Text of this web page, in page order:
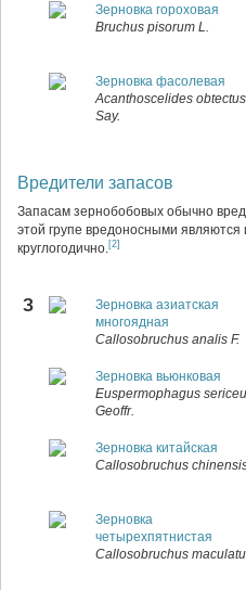
Зерновка гороховая
Bruchus pisorum L.
Зерновка фасолевая
Acanthoscelides obtectus
Say.
Вредители запасов
Запасам зернобобовых обычно
этой групе вредоносными
круглогодично.[2]
З
Зерновка азиатская
многоядная
Callosobruchus analis F.
Зерновка вьюнковая
Euspermophagus
Geoffr.
Зерновка китайская
Callosobruchus
Зерновка
четырехпятнистая
Callosobruchus